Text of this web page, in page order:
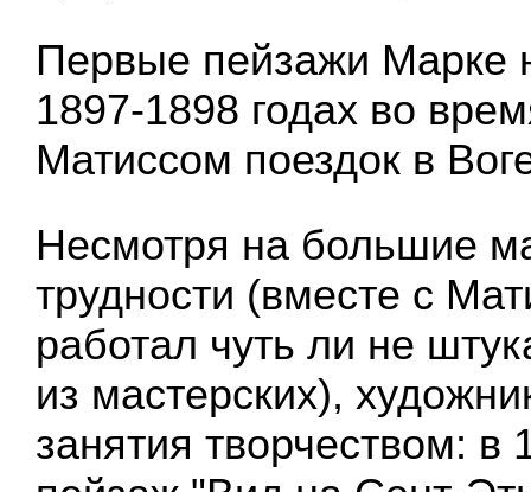
Первые пейзажи Марке
1897-1898 годах во
Матиссом поездок в
Несмотря на большие
трудности (вместе с
работал чуть ли не
из мастерских),
занятия творчеством: в